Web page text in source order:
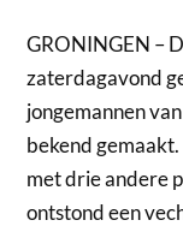
GRONINGEN –
zaterdagavond
jongemannen
bekend
met drie andere
ontstond een